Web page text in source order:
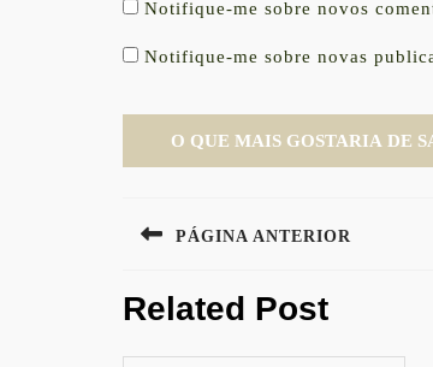
Notifique-me sobre novos
Notifique-me sobre novas
Post
PÁGINA ANTERIOR
post:
Related Post